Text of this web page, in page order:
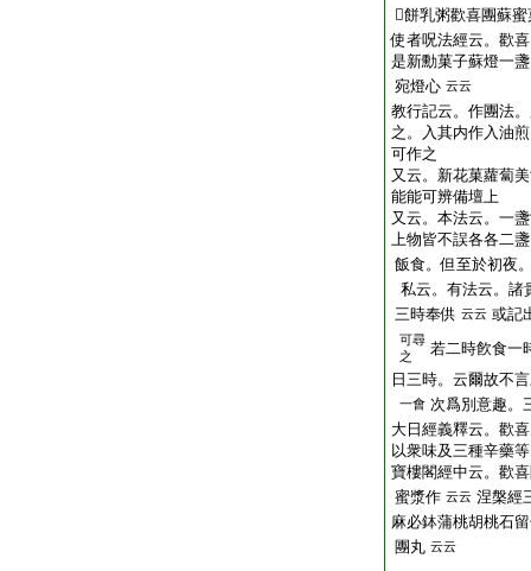
𩟆餅乳粥歡喜團蘇
使者呪法經云。歡
是新勳菓子蘇燈一
宛燈心 云云
教行記云。作團法
之。入其内作入油
可作之
又云。新花菓蘿蔔
能能可辨備壇上
又云。本法云。一
上物皆不誤各各二
飯食。但至於初夜
私云。有法云。諸
三時奉供 云云 或記
可尋
之
若二時飮食一
日三時。云爾故不
一會 次爲別意趣。
大日經義釋云。歡
以衆味及三種辛藥
寶樓閣經中云。歡
蜜漿作 云云 涅槃經
麻必鉢蒲桃胡桃石
團丸 云云